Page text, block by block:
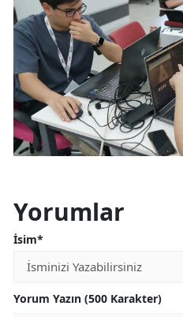
Yorumlar
İsim*
Yorum Yazın (500 Karakter)